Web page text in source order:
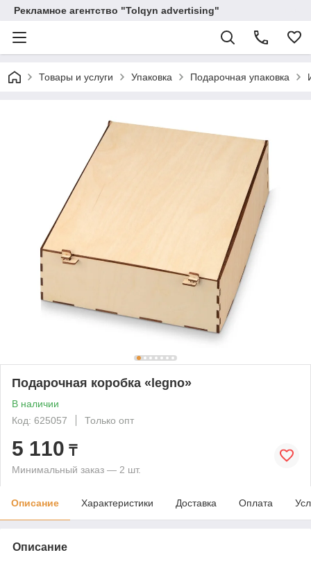
Рекламное агентство "Tolqyn advertising"
Товары и услуги Упаковка Подарочная упаковка
Подарочная коробка «legno»
В наличии
Код: 625057
Только опт
5 110 ₸
Минимальный заказ — 2 шт.
Описание Характеристики Доставка Оплата
Описание